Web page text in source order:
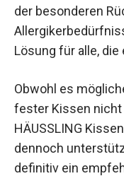
der besonderen
Lösung für alle,
Obwohl es
fester Kissen nicht
HÄUSSLING
dennoch
definitiv ein